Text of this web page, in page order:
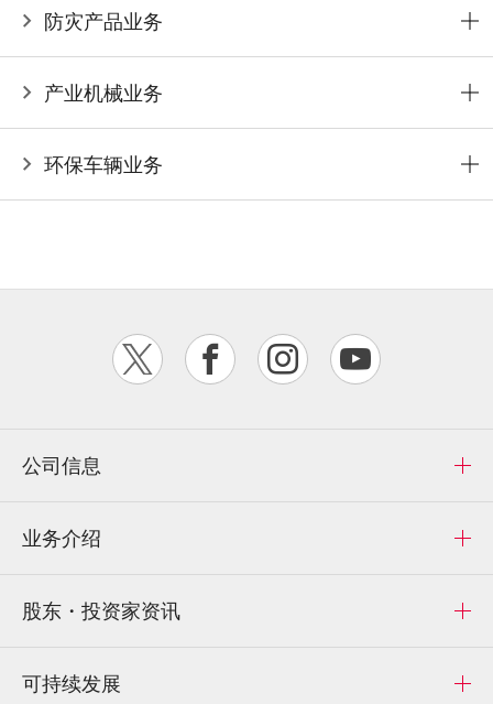
防灾产品业务
产业机械业务
环保车辆业务
公司信息
业务介绍
股东・投资家资讯
可持续发展